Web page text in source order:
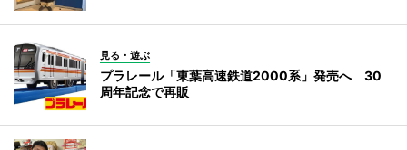
見る・遊ぶ
プラレール「東葉高速鉄道2000系」発売へ 30
周年記念で再販